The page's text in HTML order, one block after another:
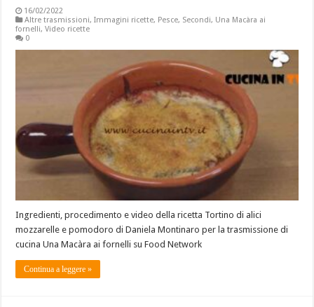
16/02/2022
Altre trasmissioni,Immagini ricette, Pesce, Secondi, Una Macàra ai
fornelli,Video ricette
0
Ingredienti, procedimento e video della ricetta Tortino di alici
mozzarelle e pomodoro di Daniela Montinaro per la trasmissione di
cucina Una Macàra ai fornelli su Food Network
Continua a leggere »